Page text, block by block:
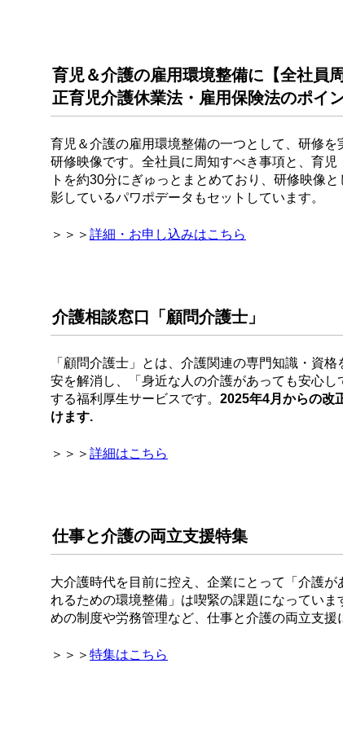
育児＆介護の雇用環境整備に【全社
正育児介護休業法・雇用保険法のポイ
育児＆介護の雇用環境整備の一つとして、研修
研修映像です。全社員に周知すべき事項と、育
トを約30分にぎゅっとまとめており、研修映像
影しているパワポデータもセットしています。
＞＞＞ 詳細・お申し込みはこちら
介護相談窓口「顧問介護士」
「顧問介護士」とは、介護関連の専門知識・資
安を解消し、「身近な人の介護があっても安心
する福利厚生サービスです。 2025年4月からの改
けます.
＞＞＞ 詳細はこちら
仕事と介護の両立支援特集
大介護時代を目前に控え、企業にとって「介護
れるための環境整備」は喫緊の課題になってい
めの制度や労務管理など、仕事と介護の両立支援
＞＞＞ 特集はこちら